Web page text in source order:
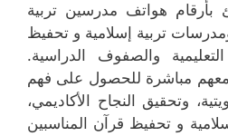
بأرقام هواتف مدرسين تربية
تربية إسلامية و تحفيظ
والصفوف الدراسية.
معهم مباشرة للحصول على فهم
وتحقيق النجاح الأكاديمي،
و تحفيظ قرآن المناسبين